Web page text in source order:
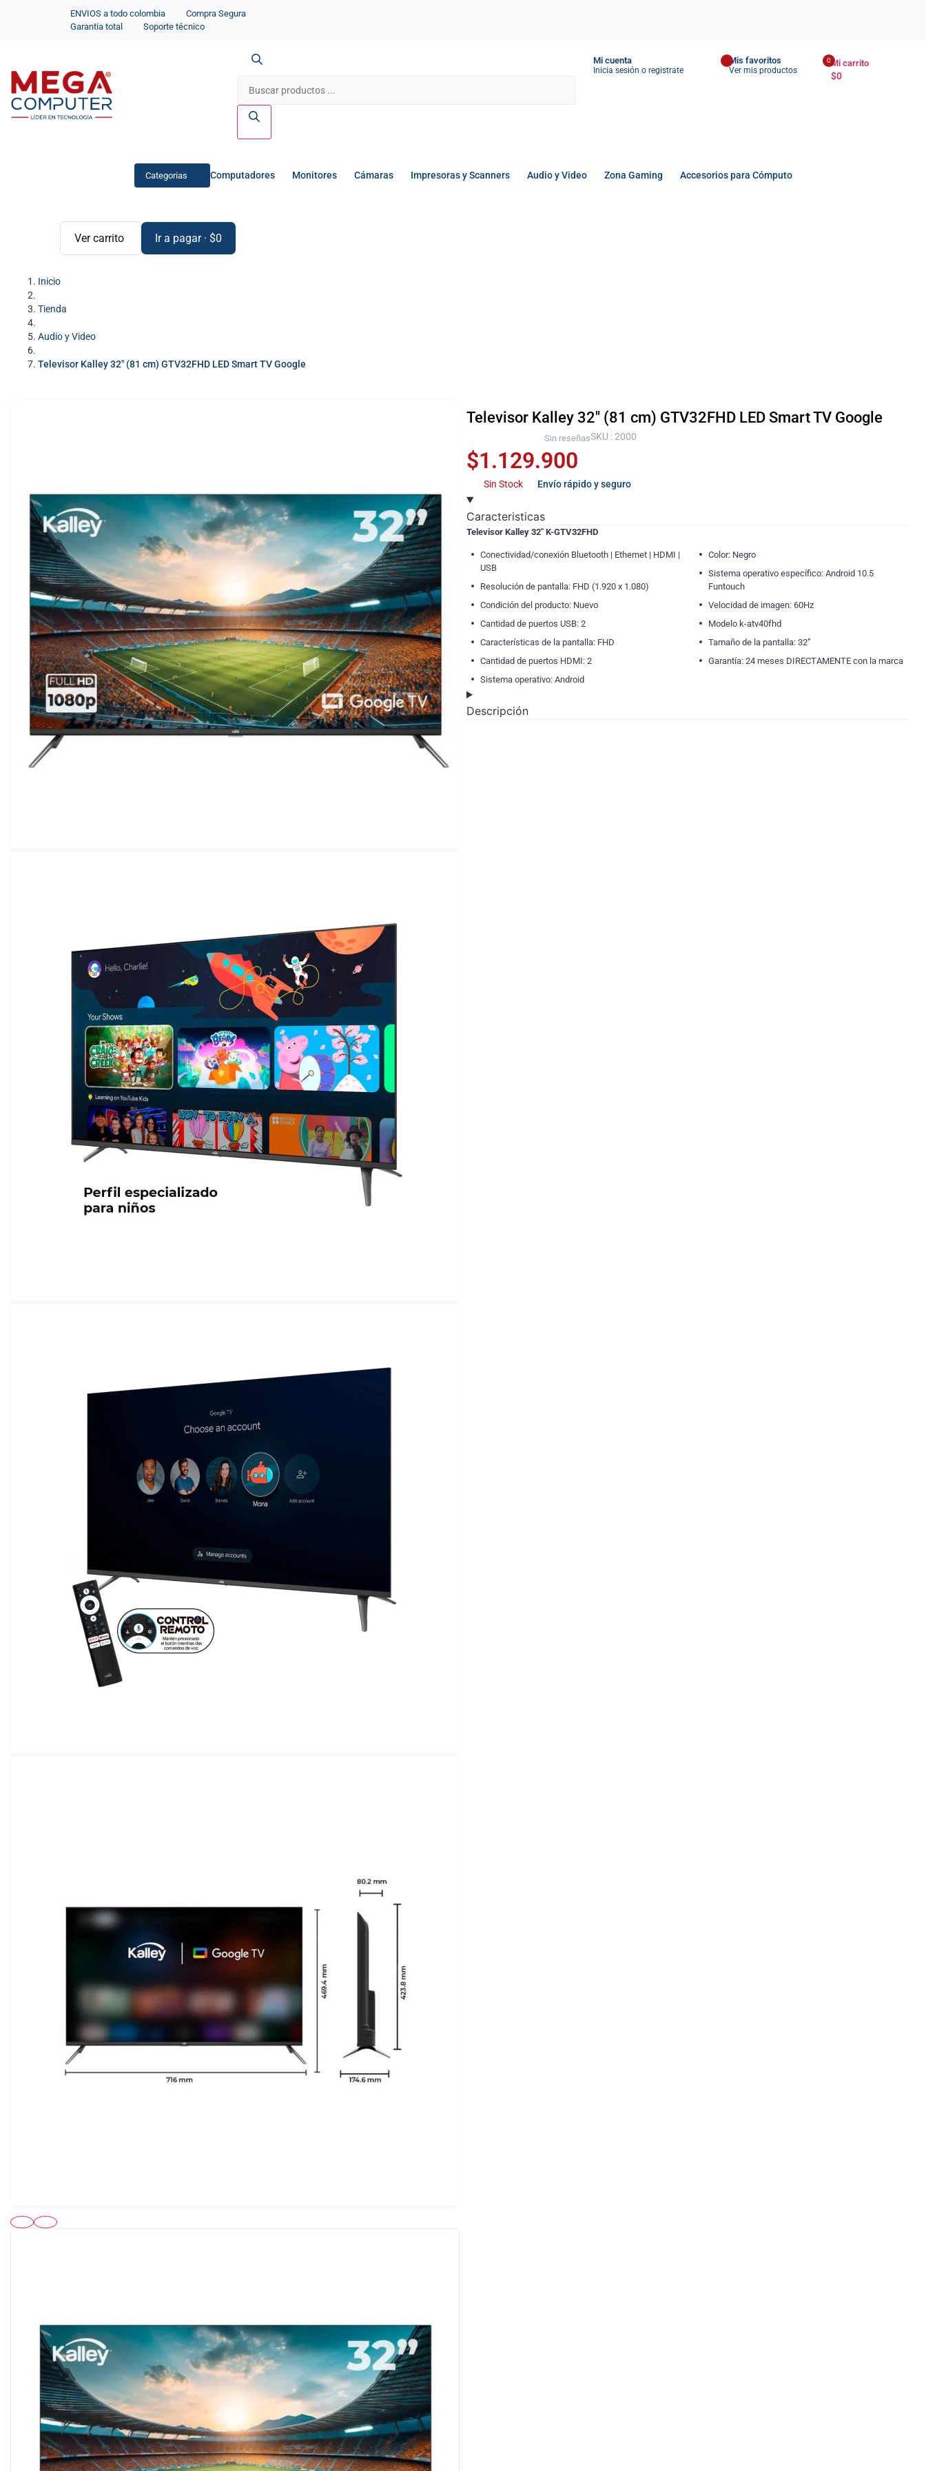
ENVIOS a todo colombia
Compra Segura
Garantia total
Soporte técnico
Mi cuenta
Inicia sesión o registrate
Mis favoritos
Ver mis productos
0Mi carrito
$0
Categorias Computadores Monitores Cámaras Impresoras y Scanners Audio y Video Zona Gaming Accesorios para Cómputo
Ver carrito Ir a pagar · $0
Inicio
Tienda
Audio y Video
Televisor Kalley 32″ (81 cm) GTV32FHD LED Smart TV Google
Televisor Kalley 32″ (81 cm) GTV32FHD LED Smart TV Google
Sin reseñasSKU : 2000
$1.129.900
Sin Stock Envío rápido y seguro
Caracteristicas
Televisor Kalley 32″ K-GTV32FHD
Conectividad/conexión Bluetooth | Ethernet | HDMI |
USB
Resolución de pantalla: FHD (1.920 x 1.080)
Condición del producto: Nuevo
Cantidad de puertos USB: 2
Características de la pantalla: FHD
Cantidad de puertos HDMI: 2
Sistema operativo: Android
Color: Negro
Sistema operativo específico: Android 10.5
Funtouch
Velocidad de imagen: 60Hz
Modelo k-atv40fhd
Tamaño de la pantalla: 32”
Garantía: 24 meses DIRECTAMENTE con la marca
Descripción